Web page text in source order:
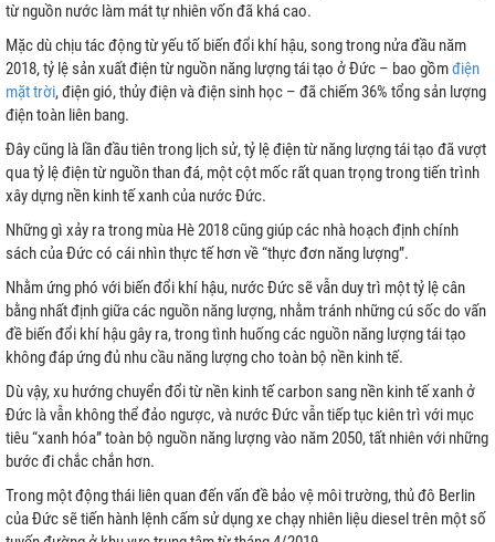
từ nguồn nước làm mát tự nhiên vốn đã khá cao.
Mặc dù chịu tác động từ yếu tố biến đổi khí hậu, song trong nửa đầu năm
2018, tỷ lệ sản xuất điện từ nguồn năng lượng tái tạo ở Đức – bao gồmđiện
mặt trời, điện gió, thủy điện và điện sinh học – đã chiếm 36% tổng sản lượng
điện toàn liên bang.
Đây cũng là lần đầu tiên trong lịch sử, tỷ lệ điện từ năng lượng tái tạo đã vượt
qua tỷ lệ điện từ nguồn than đá, một cột mốc rất quan trọng trong tiến trình
xây dựng nền kinh tế xanh của nước Đức.
Những gì xảy ra trong mùa Hè 2018 cũng giúp các nhà hoạch định chính
sách của Đức có cái nhìn thực tế hơn về “thực đơn năng lượng”.
Nhằm ứng phó với biến đổi khí hậu, nước Đức sẽ vẫn duy trì một tỷ lệ cân
bằng nhất định giữa các nguồn năng lượng, nhằm tránh những cú sốc do vấn
đề biến đổi khí hậu gây ra, trong tình huống các nguồn năng lượng tái tạo
không đáp ứng đủ nhu cầu năng lượng cho toàn bộ nền kinh tế.
Dù vậy, xu hướng chuyển đổi từ nền kinh tế carbon sang nền kinh tế xanh ở
Đức là vẫn không thể đảo ngược, và nước Đức vẫn tiếp tục kiên trì với mục
tiêu “xanh hóa” toàn bộ nguồn năng lượng vào năm 2050, tất nhiên với những
bước đi chắc chắn hơn.
Trong một động thái liên quan đến vấn đề bảo vệ môi trường, thủ đô Berlin
của Đức sẽ tiến hành lệnh cấm sử dụng xe chạy nhiên liệu diesel trên một số